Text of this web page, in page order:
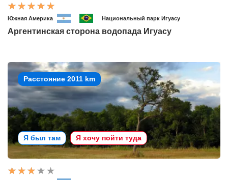
Южная Америка Национальный парк Игуасу
Аргентинская сторона водопада Игуасу
Расстояние 2011 km
Я был там Я хочу пойти туда